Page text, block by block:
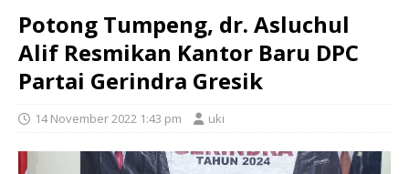
Potong Tumpeng, dr. Asluchul
Alif Resmikan Kantor Baru DPC
Partai Gerindra Gresik
14 November 2022 1:43 pm uki